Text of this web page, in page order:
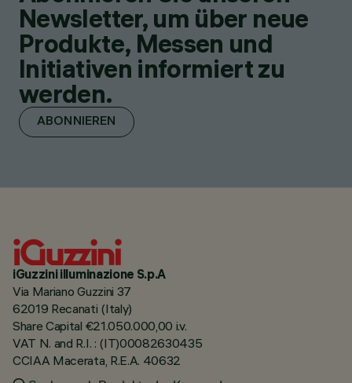
Newsletter, um über neue
Produkte, Messen und
Initiativen informiert zu
werden.
ABONNIEREN
iGuzzini illuminazione S.p.A
Via Mariano Guzzini 37
62019 Recanati (Italy)
Share Capital €21.050.000,00 i.v.
VAT N. and R.I. : (IT)00082630435
CCIAA Macerata, R.E.A. 40632